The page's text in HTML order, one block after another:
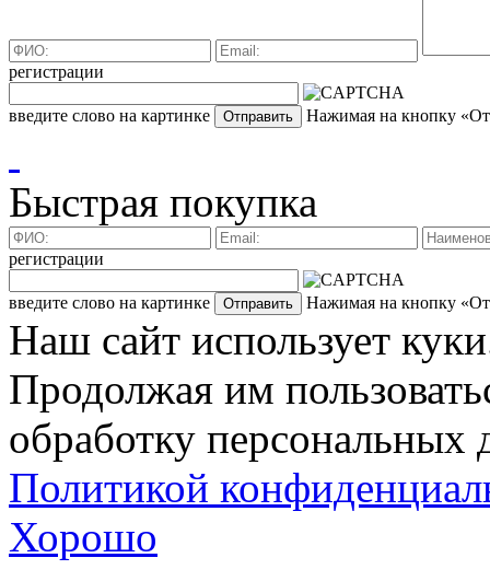
регистрации
введите слово на картинке Нажимая на кнопку
Быстрая покупка
регистрации
введите слово на картинке Нажимая на кнопку
Наш сайт использует
Продолжая им
обработку персональных
Политикой
Хорошо